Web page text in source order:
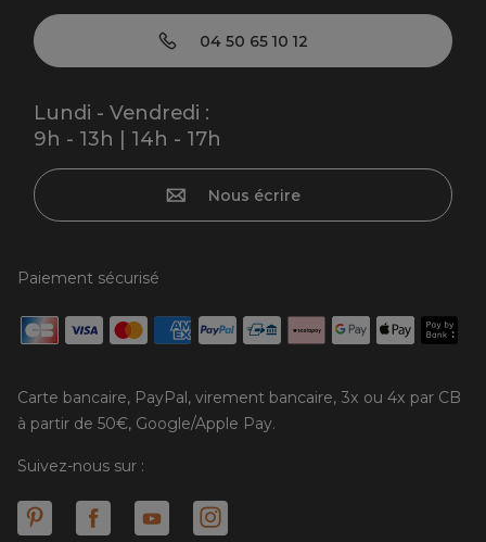
04 50 65 10 12
Lundi - Vendredi :
9h - 13h | 14h - 17h
Nous écrire
Paiement sécurisé
Carte bancaire, PayPal, virement bancaire, 3x ou 4x par CB
à partir de 50€, Google/Apple Pay.
Suivez-nous sur :